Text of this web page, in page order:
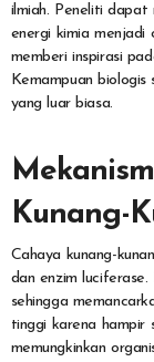
ilmiah. Peneliti dapat
energi kimia menjadi
memberi inspirasi
Kemampuan
yang luar biasa.
Kunang-
Cahaya kunang-
dan enzim
sehingga
tinggi karena hampir
memungkinkan